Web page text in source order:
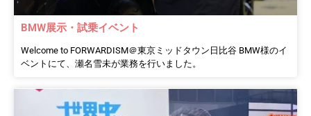
BMW展示・試乗イベント
Welcome to FORWARDISM＠東京ミッドタウン日比谷 BMW様のイ
ベントにて、瀬名雪未が業務を行いました。